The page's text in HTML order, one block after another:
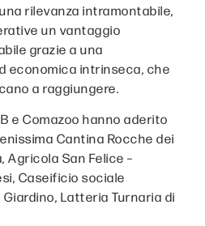
rilevanza intramontabile,
un vantaggio
grazie a una
economica intrinseca, che
a raggiungere.
e Comazoo hanno aderito
Cantina Rocche dei
Agricola San Felice –
Caseificio sociale
Latteria Turnaria di